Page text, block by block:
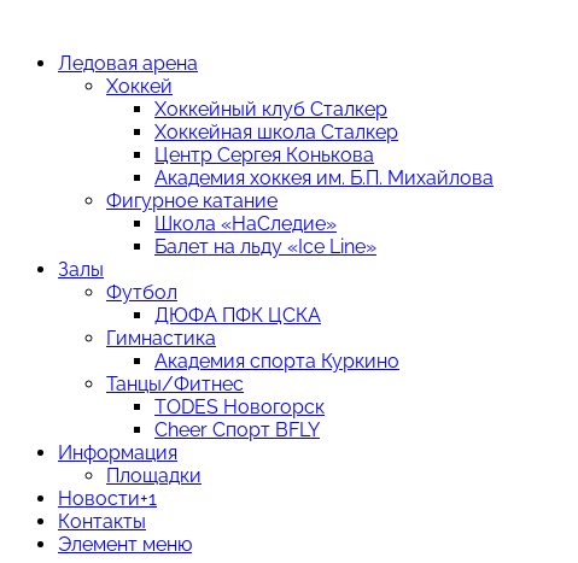
Ледовая арена
Хоккей
Хоккейный клуб Сталкер
Хоккейная школа Сталкер
Центр Сергея Конькова
Академия хоккея им. Б.П. Михайлова
Фигурное катание
Школа «НаСледие»
Балет на льду «Ice Line»
Залы
Футбол
ДЮФА ПФК ЦСКА
Гимнастика
Академия спорта Куркино
Танцы/Фитнес
TODES Новогорск
Cheer Спорт BFLY
Информация
Площадки
Новости+1
Контакты
Элемент меню